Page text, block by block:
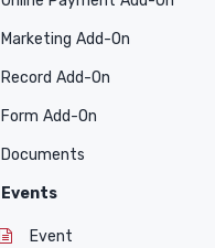
Marketing Add-On
Record Add-On
Form Add-On
Documents
Events
Event